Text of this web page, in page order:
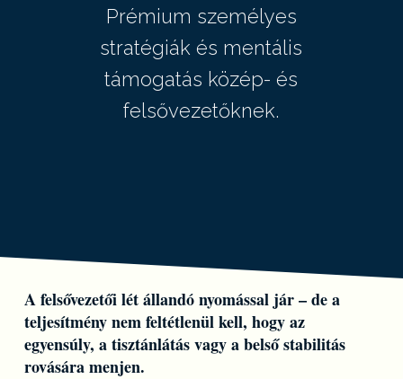
Prémium személyes
stratégiák és mentális
támogatás közép- és
felsővezetőknek.
A felsővezetői lét állandó nyomással jár – de a
teljesítmény nem feltétlenül kell, hogy az
egyensúly, a tisztánlátás vagy a belső stabilitás
rovására menjen.